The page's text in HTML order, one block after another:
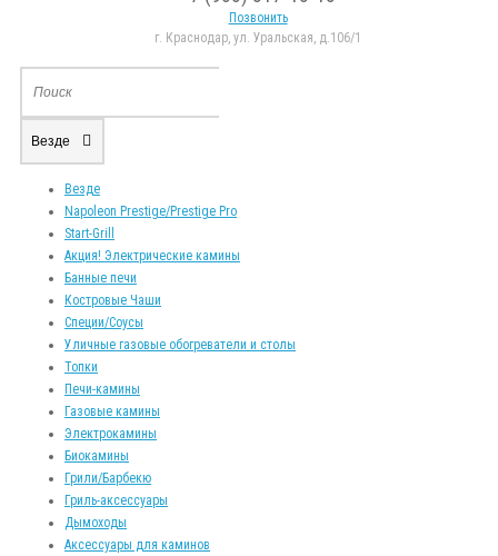
Позвонить
г. Краснодар, ул. Уральская, д.106/1
Везде
Везде
Napoleon Prestige/Prestige Pro
Start-Grill
Акция! Электрические камины
Банные печи
Костровые Чаши
Специи/Соусы
Уличные газовые обогреватели и столы
Топки
Печи-камины
Газовые камины
Электрокамины
Биокамины
Грили/Барбекю
Гриль-аксессуары
Дымоходы
Аксессуары для каминов